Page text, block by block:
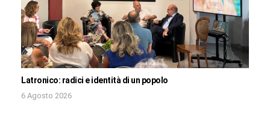
Latronico: radici e identità di un popolo
6 Agosto 2026